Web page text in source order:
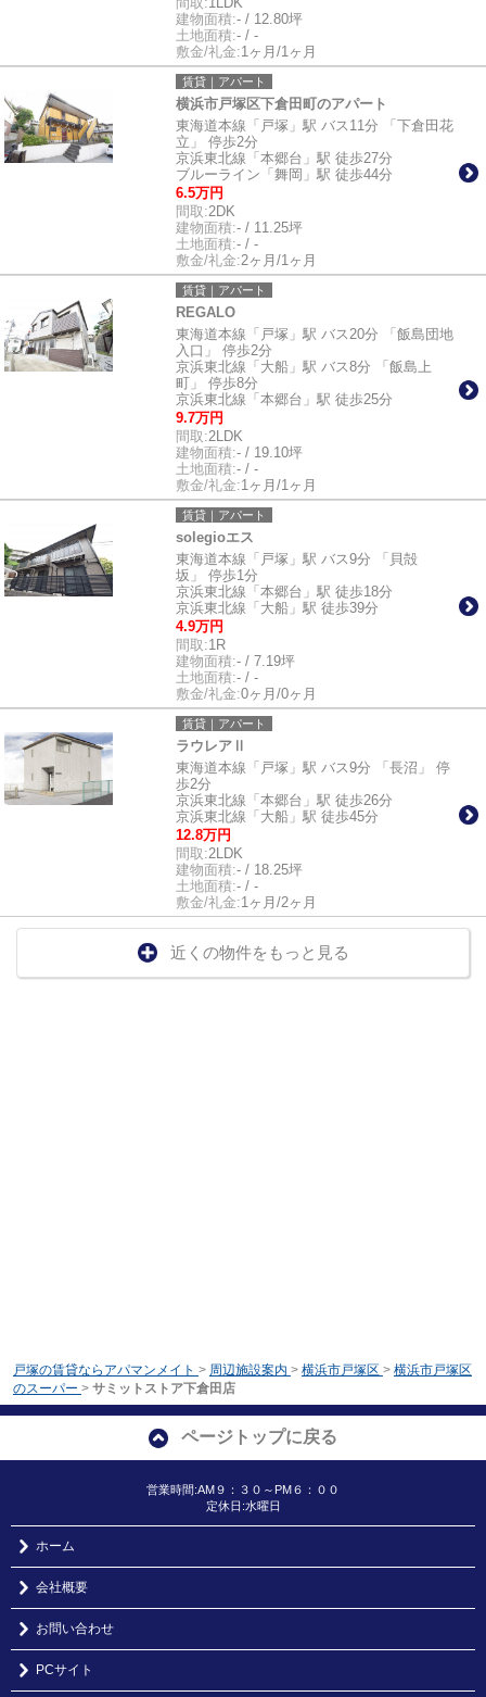
建物面積:- / 12.80坪
土地面積:- / -
敷金/礼金:1ヶ月/1ヶ月
賃貸｜アパート
横浜市戸塚区下倉田町のアパート
東海道本線「戸塚」駅 バス11分 「下倉田花
立」 停歩2分
京浜東北線「本郷台」駅 徒歩27分
ブルーライン「舞岡」駅 徒歩44分
6.5万円
間取:2DK
建物面積:- / 11.25坪
土地面積:- / -
敷金/礼金:2ヶ月/1ヶ月
賃貸｜アパート
REGALO
東海道本線「戸塚」駅 バス20分 「飯島団地
入口」 停歩2分
京浜東北線「大船」駅 バス8分 「飯島上
町」 停歩8分
京浜東北線「本郷台」駅 徒歩25分
9.7万円
間取:2LDK
建物面積:- / 19.10坪
土地面積:- / -
敷金/礼金:1ヶ月/1ヶ月
賃貸｜アパート
solegioエス
東海道本線「戸塚」駅 バス9分 「貝殻
坂」 停歩1分
京浜東北線「本郷台」駅 徒歩18分
京浜東北線「大船」駅 徒歩39分
4.9万円
間取:1R
建物面積:- / 7.19坪
土地面積:- / -
敷金/礼金:0ヶ月/0ヶ月
賃貸｜アパート
ラウレアⅡ
東海道本線「戸塚」駅 バス9分 「長沼」 停
歩2分
京浜東北線「本郷台」駅 徒歩26分
京浜東北線「大船」駅 徒歩45分
12.8万円
間取:2LDK
建物面積:- / 18.25坪
土地面積:- / -
敷金/礼金:1ヶ月/2ヶ月
近くの物件をもっと見る
戸塚の賃貸ならアパマンメイト > 周辺施設案内 > 横浜市戸塚区 > 横浜市戸塚区
のスーパー > サミットストア下倉田店
ページトップに戻る
営業時間:AM９：３０～PM６：００
定休日:水曜日
ホーム
会社概要
お問い合わせ
PCサイト